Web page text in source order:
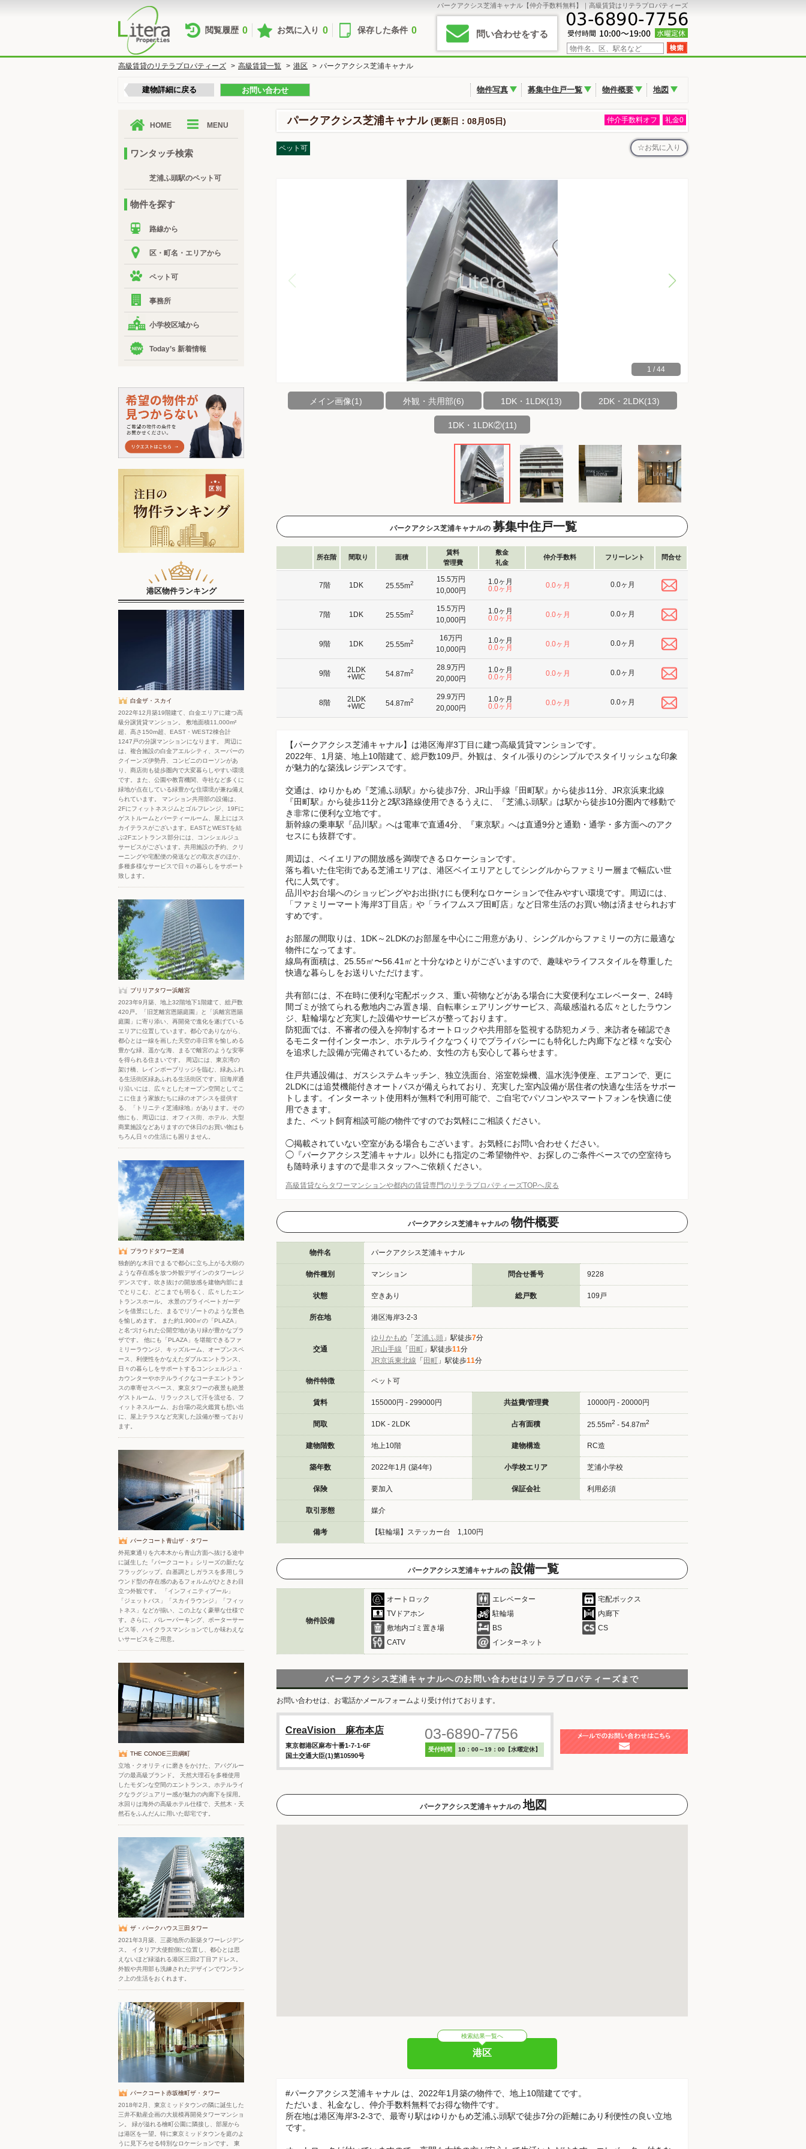
パークアクシス芝浦キャナル【仲介手数料無料】｜高級賃貸はリテラプロパティーズ
閲覧履歴 0 お気に入り 0 保存した条件 0 問い合わせをする
高級賃貸のリテラプロパティーズ > 高級賃貸一覧 > 港区 > パークアクシス芝浦キャナル
建物詳細に戻る お問い合わせ 物件写真 募集中住戸一覧 物件概要 地図
パークアクシス芝浦キャナル (更新日：08月05日) 仲介手数料オフ 礼金0
ペット可 お気に入り
1 / 44
メイン画像(1) 外観・共用部(6) 1DK・1LDK(13) 2DK・2LDK(13)
1DK・1LDK②(11)
パークアクシス芝浦キャナルの 募集中住戸一覧
所在階 間取り 面積
賃料
管理費
敷金
礼金
仲介手数料 フリーレント 問合せ
15.5万円
10,000円
1.0ヶ月
0.0ヶ月
0.0ヶ月 0.0ヶ月
7階 1DK 25.55m2
15.5万円
10,000円
1.0ヶ月
0.0ヶ月
0.0ヶ月 0.0ヶ月
7階 1DK 25.55m2
16万円
10,000円
1.0ヶ月
0.0ヶ月
0.0ヶ月 0.0ヶ月
9階 1DK 25.55m2
28.9万円
20,000円
1.0ヶ月
0.0ヶ月
0.0ヶ月 0.0ヶ月
9階
2LDK
+WIC
54.87m2
29.9万円
20,000円
1.0ヶ月
0.0ヶ月
0.0ヶ月 0.0ヶ月
8階
2LDK
+WIC
54.87m2
【パークアクシス芝浦キャナル】は港区海岸3丁目に建つ高級賃貸マンションです。
2022年、1月築、地上10階建て、総戸数109戸。外観は、タイル張りのシンプルでスタイリッシュな印象
が魅力的な築浅レジデンスです。
交通は、ゆりかもめ『芝浦ふ頭駅』から徒歩7分、JR山手線『田町駅』から徒歩11分、JR京浜東北線
『田町駅』から徒歩11分と2駅3路線使用できるうえに、『芝浦ふ頭駅』は駅から徒歩10分圏内で移動で
き非常に便利な立地です。
新幹線の乗車駅『品川駅』へは電車で直通4分、『東京駅』へは直通9分と通勤・通学・多方面へのアク
セスにも抜群です。
周辺は、ベイエリアの開放感を満喫できるロケーションです。
落ち着いた住宅街である芝浦エリアは、港区ベイエリアとしてシングルからファミリー層まで幅広い世
代に人気です。
品川やお台場へのショッピングやお出掛けにも便利なロケーションで住みやすい環境です。周辺には、
「ファミリーマート海岸3丁目店」や「ライフムスブ田町店」など日常生活のお買い物は済ませられおす
すめです。
お部屋の間取りは、1DK～2LDKのお部屋を中心にご用意があり、シングルからファミリーの方に最適な
物件になってます。
線烏有面積は、25.55㎡〜56.41㎡と十分なゆとりがございますので、趣味やライフスタイルを尊重した
快適な暮らしをお送りいただけます。
共有部には、不在時に便利な宅配ボックス、重い荷物などがある場合に大変便利なエレベーター、24時
間ゴミが捨てられる敷地内ごみ置き場、自転車シェアリングサービス、高級感溢れる広々としたラウン
ジ、駐輪場など充実した設備やサービスが整っております。
防犯面では、不審者の侵入を抑制するオートロックや共用部を監視する防犯カメラ、来訪者を確認でき
るモニター付インターホン、ホテルライクなつくりでプライバシーにも特化した内廊下など様々な安心
を追求した設備が完備されているため、女性の方も安心して暮らせます。
住戸共通設備は、ガスシステムキッチン、独立洗面台、浴室乾燥機、温水洗浄便座、エアコンで、更に
2LDKには追焚機能付きオートバスが備えられており、充実した室内設備が居住者の快適な生活をサポー
トします。インターネット使用料が無料で利用可能で、ご自宅でパソコンやスマートフォンを快適に使
用できます。
また、ペット飼育相談可能の物件ですのでお気軽にご相談ください。
◯掲載されていない空室がある場合もございます。お気軽にお問い合わせください。
◯『パークアクシス芝浦キャナル』以外にも指定のご希望物件や、お探しのご条件ベースでの空室待ち
も随時承りますので是非スタッフへご依頼ください。
高級賃貸ならタワーマンションや都内の賃貸専門のリテラプロパティーズTOPへ戻る
パークアクシス芝浦キャナルの 物件概要
物件名 パークアクシス芝浦キャナル
物件種別 マンション 問合せ番号 9228
状態 空きあり 総戸数 109戸
所在地 港区海岸3-2-3
交通
ゆりかもめ 「芝浦ふ頭 」駅徒歩7分
JR山手線 「田町 」駅徒歩11分
JR京浜東北線 「田町 」駅徒歩11分
物件特徴 ペット可
賃料 155000円 - 299000円 共益費/管理費 10000円 - 20000円
間取 1DK - 2LDK 占有面積 25.55m2 - 54.87m2
建物階数 地上10階 建物構造 RC造
築年数 2022年1月 (築4年) 小学校エリア 芝浦小学校
保険 要加入 保証会社 利用必須
取引形態 媒介
備考 【駐輪場】ステッカー台 1,100円
パークアクシス芝浦キャナルの 設備一覧
物件設備
オートロック エレベーター
宅配ボックス
TVドアホン
駐輪場
内廊下
敷地内ゴミ置き場
BS
CS
CATV
インターネット
パークアクシス芝浦キャナルへのお問い合わせは リテラプロパティーズまで
お問い合わせは、お電話かメールフォームより受け付けております。
CreaVision 麻布本店
東京都港区麻布十番1-7-1-6F
国土交通大臣(1)第10590号
03-6890-7756
受付時間 10：00～19：00【水曜定休】
パークアクシス芝浦キャナルの 地図
検索結果一覧へ
港区
#パークアクシス芝浦キャナル は、2022年1月築の物件で、地上10階建てです。
ただいま、礼金なし、仲介手数料無料でお得な物件です。
所在地は港区海岸3-2-3で、最寄り駅はゆりかもめ芝浦ふ頭駅で徒歩7分の距離にあり利便性の良い立地
です。
HOME MENU
ワンタッチ検索
芝浦ふ頭駅のペット可
物件を探す
路線から
区・町名・エリアから
ペット可
事務所
小学校区域から
Today’s 新着情報
港区物件ランキング
白金ザ・スカイ
2022年12月築19階建て、白金エリアに建つ高
級分譲賃貸マンション。 敷地面積11,000m²
超、高さ150m超、EAST・WEST2棟合計
1247戸の分譲マンションになります。 周辺に
は、複合施設の白金アエルシティ、スーパーの
クイーンズ伊勢丹、コンビニのローソンがあ
り、商店街も徒歩圏内で大変暮らしやすい環境
です。また、公園や教育機関、寺社など多くに
緑地が点在している緑豊かな住環境が兼ね備え
られています。 マンション共用部の設備は、
2Fにフィットネスジムとゴルフレンジ、19Fに
ゲストルームとパーティールーム、屋上にはス
カイテラスがございます。EASTとWESTを結
ぶ2Fエントランス部分には、コンシェルジュ
サービスがございます。共用施設の予約、クリ
ーニングや宅配便の発送などの取次ぎのほか、
多種多様なサービスで日々の暮らしをサポート
致します。
ブリリアタワー浜離宮
2023年9月築、地上32階地下1階建て、総戸数
420戸。「旧芝離宮恩賜庭園」と「浜離宮恩賜
庭園」に寄り添い、再開発で進化を遂げている
エリアに位置しています。都心でありながら、
都心とは一線を画した天空の非日常を愉しめる
豊かな緑、遥かな海、まるで離宮のような安寧
を得られる住まいです。 周辺には、東京湾の
架け橋、レインボーブリッジを臨む、緑あふれ
る生活街区緑あふれる生活街区です。旧海岸通
り沿いには、広々としたオープン空間としてこ
こに住まう家族たちに緑のオアシスを提供す
る、「トリニティ芝浦緑地」があります。その
他にも、周辺には、オフィス街、ホテル、大型
商業施設などありますので休日のお買い物はも
ちろん日々の生活にも困りません。
プラウドタワー芝浦
独創的な木目でまるで都心に立ち上がる大樹の
ような存在感を放つ外観デザインのタワーレジ
デンスです。吹き抜けの開放感を建物内部にま
でとりこむ、どこまでも明るく、広々したエン
トランスホール。 水景のプライベートガーデ
ンを借景にした、まるでリゾートのような景色
を愉しめます。 また約1,900㎡の「PLAZA」
と名づけられた公開空地があり緑が豊かなプラ
ザです。 他にも「PLAZA」を堪能できるファ
ミリーラウンジ、キッズルーム、オープンスペ
ース、利便性をかなえたダブルエントランス、
日々の暮らしをサポートするコンシェルジュ・
カウンターやホテルライクなコーチエントラン
スの車寄せスペース、東京タワーの夜景も絶景
ゲストルーム、リラックスして汗を流せる、フ
ィットネスルーム、お台場の花火鑑賞も想い出
に、屋上テラスなど充実した設備が整っており
ます。
パークコート青山ザ・タワー
外苑東通りを六本木から青山方面へ抜ける途中
に誕生した『パークコート』シリーズの新たな
フラッグシップ。白基調としガラスを多用しラ
ウンド型の存在感のあるフォルムがひときわ目
立つ外観です。 「インフィニティプール」
「ジェットバス」「スカイラウンジ」「フィッ
トネス」などが揃い、この上なく豪華な仕様で
す。さらに、バレーパーキング、ポーターサー
ビス等、ハイクラスマンションでしか味わえな
いサービスをご用意。
THE CONOE三田綱町
立地・クオリティに磨きをかけた、アパグルー
プの最高級ブランド。 天然大理石を多種使用
したモダンな空間のエントランス。ホテルライ
クなラグジュアリー感が魅力の内廊下を採用。
水回りは海外の高級ホテル仕様で、天然木・天
然石をふんだんに用いた邸宅です。
ザ・パークハウス三田タワー
2021年3月築、三菱地所の新築タワーレジデン
ス。 イタリア大使館側に位置し、都心とは思
えないほど緑溢れる港区三田2丁目アドレス。
外観や共用部も洗練されたデザインでワンラン
ク上の生活をおくれます。
パークコート赤坂檜町ザ・タワー
2018年2月、東京ミッドタウンの隣に誕生した
三井不動産企画の大規模再開発タワーマンショ
ン。 緑が溢れる檜町公園に隣接し、部屋から
は港区を一望。特に東京ミッドタウンを庭のよ
うに見下ろせる特別なロケーションです。 東